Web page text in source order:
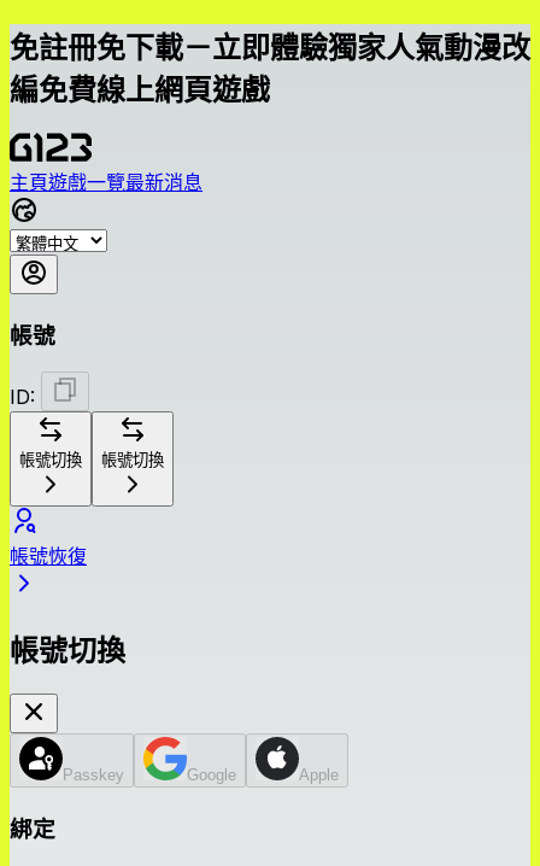
免註冊免下載－立即體驗獨家人氣動漫改
編免費線上網頁遊戲
主頁遊戲一覽最新消息
帳號
ID:
帳號切換 帳號切換
帳號恢復
帳號切換
Passkey Google Apple
綁定